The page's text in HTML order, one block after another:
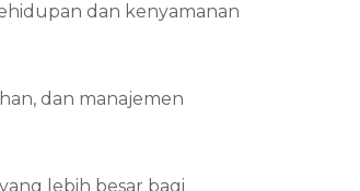
dan kenyamanan
dan manajemen
lebih besar bagi